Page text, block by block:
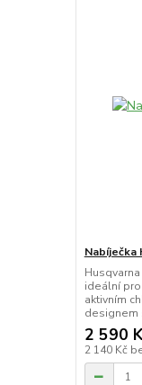
Nabíječka
ideální pro
aktivním
designem
2 590
2 140 Kč